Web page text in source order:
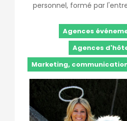
personnel, formé par
Agences
Agences
Marketing,